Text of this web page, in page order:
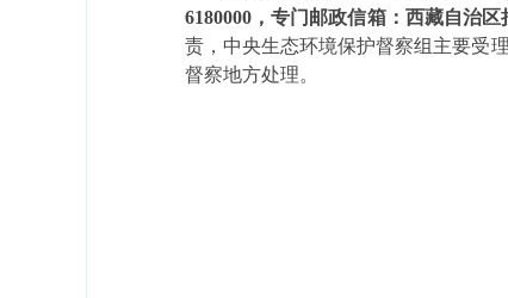
6180000 ，专门邮政信箱：西藏自治区
责，中央生态环境保护督察组主要受
督察地方处理。